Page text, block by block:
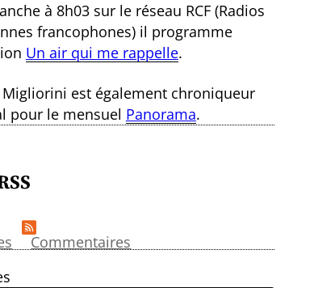
à 8h03 sur le réseau RCF (Radios
francophones) il programme
Un air qui me rappelle.
Migliorini est également chroniqueur
pour le mensuel Panorama.
Commentaires